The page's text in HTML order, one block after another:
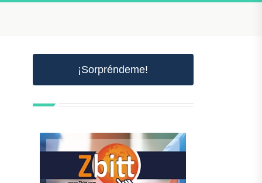
¡Sorpréndeme!